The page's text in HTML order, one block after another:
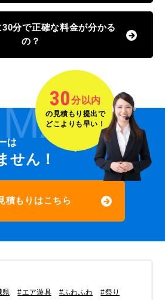
分で正確な料金が分かる
の？
は
せん！
積もりはこちら
30分以内
の見積もり提出で
どこよりも早い！
県 #エア遊具 #ふわふわ #祭り